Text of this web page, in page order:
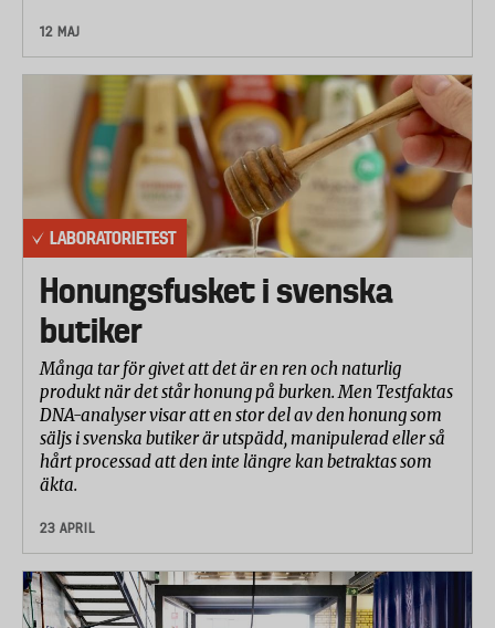
12 MAJ
LABORATORIETEST
Honungsfusket i svenska
butiker
Många tar för givet att det är en ren och naturlig
produkt när det står honung på burken. Men Testfaktas
DNA-analyser visar att en stor del av den honung som
säljs i svenska butiker är utspädd, manipulerad eller så
hårt processad att den inte längre kan betraktas som
äkta.
23 APRIL